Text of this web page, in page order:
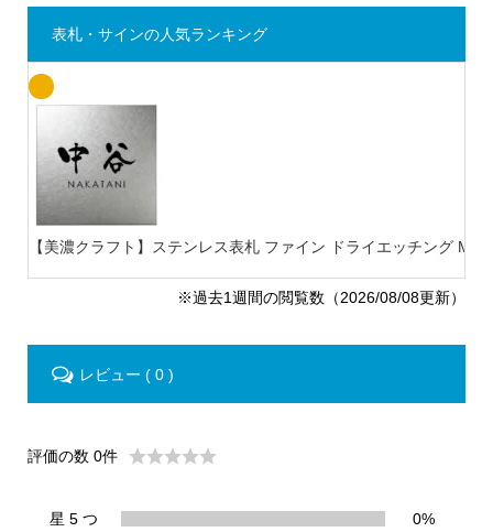
表札・サインの人気ランキング
【美濃クラフト】ステンレス表札 ファイン ドライエッチング MB-
※過去1週間の閲覧数（2026/08/08更新）
レビュー ( 0 )
評価の数 0件
星 5 つ 0%